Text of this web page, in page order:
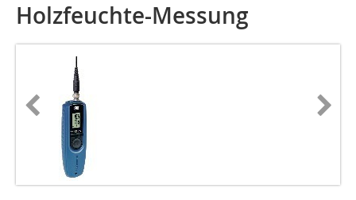
Holzfeuchte-Messung